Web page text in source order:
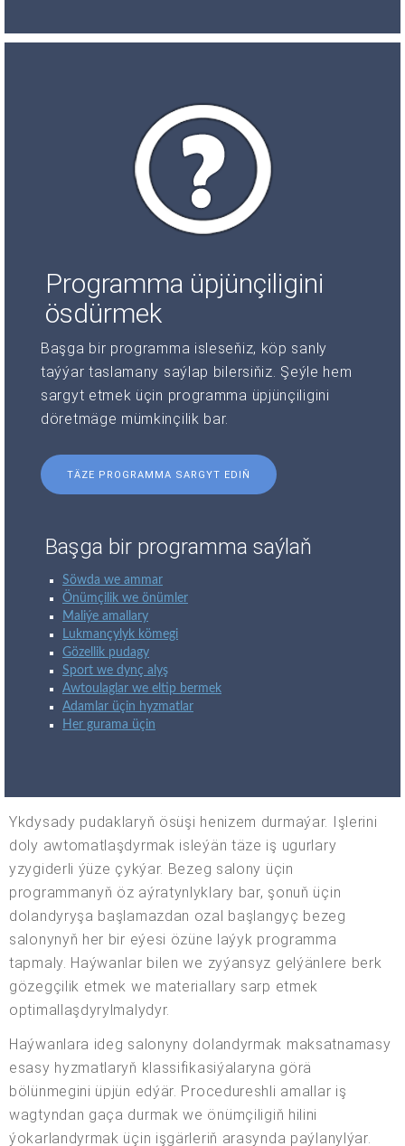
Programma üpjünçiligini
ösdürmek
Başga bir programma isleseňiz, köp sanly
taýýar taslamany saýlap bilersiňiz. Şeýle hem
sargyt etmek üçin programma üpjünçiligini
döretmäge mümkinçilik bar.
TÄZE PROGRAMMA SARGYT EDIŇ
Başga bir programma saýlaň
Söwda we ammar
Önümçilik we önümler
Maliýe amallary
Lukmançylyk kömegi
Gözellik pudagy
Sport we dynç alyş
Awtoulaglar we eltip bermek
Adamlar üçin hyzmatlar
Her gurama üçin
Ykdysady pudaklaryň ösüşi henizem durmaýar. Işlerini
doly awtomatlaşdyrmak isleýän täze iş ugurlary
yzygiderli ýüze çykýar. Bezeg salony üçin
programmanyň öz aýratynlyklary bar, şonuň üçin
dolandyryşa başlamazdan ozal başlangyç bezeg
salonynyň her bir eýesi özüne laýyk programma
tapmaly. Haýwanlar bilen we zyýansyz gelýänlere berk
gözegçilik etmek we materiallary sarp etmek
optimallaşdyrylmalydyr.
Haýwanlara ideg salonyny dolandyrmak maksatnamasy
esasy hyzmatlaryň klassifikasiýalaryna görä
bölünmegini üpjün edýär. Procedureshli amallar iş
wagtyndan gaça durmak we önümçiligiň hilini
ýokarlandyrmak üçin işgärleriň arasynda paýlanylýar.